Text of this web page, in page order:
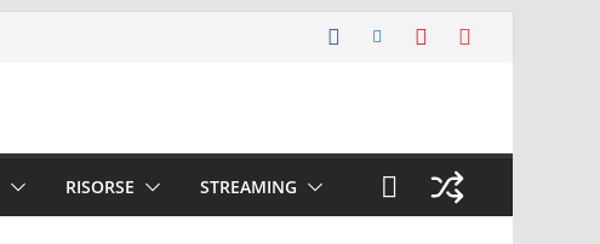
RISORSE STREAMING